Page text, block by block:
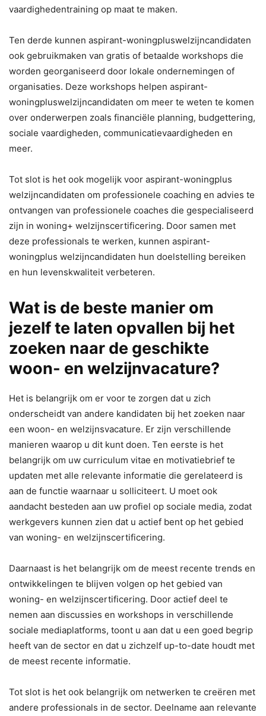
vaardighedentraining op maat te maken.
Ten derde kunnen aspirant-woningpluswelzijncandidaten
ook gebruikmaken van gratis of betaalde workshops die
worden georganiseerd door lokale ondernemingen of
organisaties. Deze workshops helpen aspirant-
woningpluswelzijncandidaten om meer te weten te komen
over onderwerpen zoals financiële planning, budgettering,
sociale vaardigheden, communicatievaardigheden en
meer.
Tot slot is het ook mogelijk voor aspirant-woningplus
welzijncandidaten om professionele coaching en advies te
ontvangen van professionele coaches die gespecialiseerd
zijn in woning+ welzijnscertificering. Door samen met
deze professionals te werken, kunnen aspirant-
woningplus welzijncandidaten hun doelstelling bereiken
en hun levenskwaliteit verbeteren.
Wat is de beste manier om
jezelf te laten opvallen bij het
zoeken naar de geschikte
woon- en welzijnvacature?
Het is belangrijk om er voor te zorgen dat u zich
onderscheidt van andere kandidaten bij het zoeken naar
een woon- en welzijnsvacature. Er zijn verschillende
manieren waarop u dit kunt doen. Ten eerste is het
belangrijk om uw curriculum vitae en motivatiebrief te
updaten met alle relevante informatie die gerelateerd is
aan de functie waarnaar u solliciteert. U moet ook
aandacht besteden aan uw profiel op sociale media, zodat
werkgevers kunnen zien dat u actief bent op het gebied
van woning- en welzijnscertificering.
Daarnaast is het belangrijk om de meest recente trends en
ontwikkelingen te blijven volgen op het gebied van
woning- en welzijnscertificering. Door actief deel te
nemen aan discussies en workshops in verschillende
sociale mediaplatforms, toont u aan dat u een goed begrip
heeft van de sector en dat u zichzelf up-to-date houdt met
de meest recente informatie.
Tot slot is het ook belangrijk om netwerken te creëren met
andere professionals in de sector. Deelname aan relevante